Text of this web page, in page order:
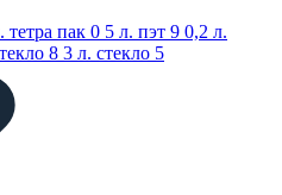
тетра пак 0 5 л. пэт 9 0,2 л.
8 3 л. стекло 5